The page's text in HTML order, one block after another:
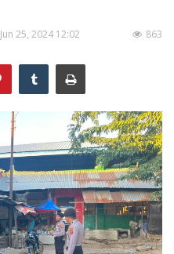
Jun 25, 2024 12:02 863